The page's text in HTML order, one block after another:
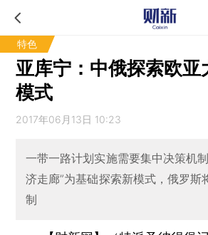
特色
亚库宁：中俄探索欧亚
模式
2017年06月13日 10:23
一带一路计划实施需要集中决策机
济走廊”为基础探索新模式，俄罗斯
制